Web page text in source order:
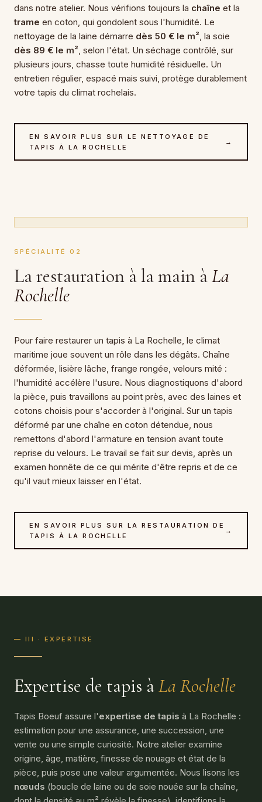
dans notre atelier. Nous vérifions toujours la chaîne et la
trame en coton, qui gondolent sous l'humidité. Le
nettoyage de la laine démarre dès 50 € le m², la soie
dès 89 € le m², selon l'état. Un séchage contrôlé, sur
plusieurs jours, chasse toute humidité résiduelle. Un
entretien régulier, espacé mais suivi, protège durablement
votre tapis du climat rochelais.
EN SAVOIR PLUS SUR LE NETTOYAGE DE
TAPIS À LA ROCHELLE
→
SPÉCIALITÉ 02
La restauration à la main àLa
Rochelle
Pour faire restaurer un tapis à La Rochelle, le climat
maritime joue souvent un rôle dans les dégâts. Chaîne
déformée, lisière lâche, frange rongée, velours mité :
l'humidité accélère l'usure. Nous diagnostiquons d'abord
la pièce, puis travaillons au point près, avec des laines et
cotons choisis pour s'accorder à l'original. Sur un tapis
déformé par une chaîne en coton détendue, nous
remettons d'abord l'armature en tension avant toute
reprise du velours. Le travail se fait sur devis, après un
examen honnête de ce qui mérite d'être repris et de ce
qu'il vaut mieux laisser en l'état.
EN SAVOIR PLUS SUR LA RESTAURATION DE
TAPIS À LA ROCHELLE
→
— III · EXPERTISE
Expertise de tapis àLa Rochelle
Tapis Boeuf assure l'expertise de tapis à La Rochelle :
estimation pour une assurance, une succession, une
vente ou une simple curiosité. Notre atelier examine
origine, âge, matière, finesse de nouage et état de la
pièce, puis pose une valeur argumentée. Nous lisons les
nœuds (boucle de laine ou de soie nouée sur la chaîne,